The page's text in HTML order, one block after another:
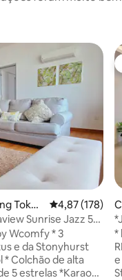
107 avaliações
Tokon
4,87 de uma
4,87 (178)
Sunrise Jazz 5
* 3
e da Stonyhurst
* Colchão de alta
*Karaokê
*